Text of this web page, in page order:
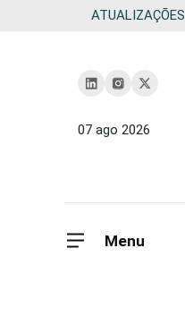
ATUALIZAÇÕES
07 ago 2026
Menu